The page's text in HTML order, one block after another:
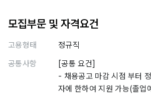
모집부문 및 자격요건
고용형태
정규직
공통사항
[공통 요건]
- 채용공고 마감 시점 부터
자에 한하여 지원 가능(졸업